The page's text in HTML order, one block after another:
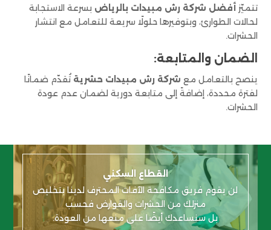
تتميّز أفضل شركة رش مبيدات بالرياض بسرعة الاستجابة
لحالات الطوارئ، وبتوفيرها حلولًا سريعة للتعامل مع انتشار
الحشرات.
الضمان والمتابعة:
ينصح بالتعامل مع شركة رش مبيدات حشرية تُقدّم ضمانًا
لفترة محددة، إضافةً إلى متابعة دورية لضمان عدم عودة
الحشرات.
القطاع السكني
لن يقوم فريق مكافحة الآفات المحترف لدينابتخليص
منزلك من الحشرات والقوارض فحسب
بل سنساعدك أيضًا على منعها من العودة.